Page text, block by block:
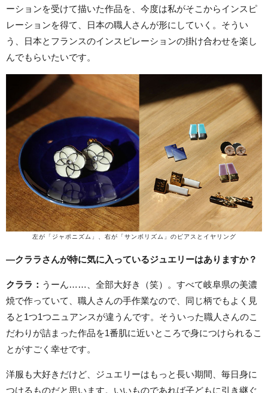
ーションを受けて描いた作品を、今度は私がそこからインスピ
レーションを得て、日本の職人さんが形にしていく。そうい
う、日本とフランスのインスピレーションの掛け合わせを楽し
んでもらいたいです。
左が「ジャポニズム」、右が「サンボリズム」のピアスとイヤリング
―クララさんが特に気に入っているジュエリーはありますか？
クララ： うーん……、全部大好き（笑）。すべて岐阜県の美濃
焼で作っていて、職人さんの手作業なので、同じ柄でもよく見
ると1つ1つニュアンスが違うんです。そういった職人さんのこ
だわりが詰まった作品を1番肌に近いところで身につけられるこ
とがすごく幸せです。
洋服も大好きだけど、ジュエリーはもっと長い期間、毎日身に
つけるものだと思います。いいものであれば子どもに引き継ぐ